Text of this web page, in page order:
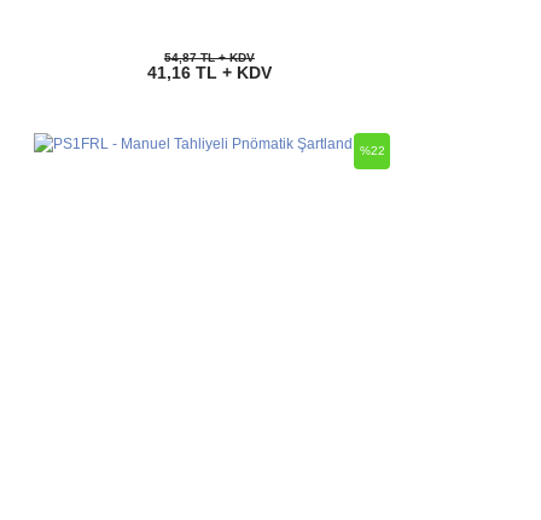
54,87 TL + KDV
41,16 TL + KDV
%22